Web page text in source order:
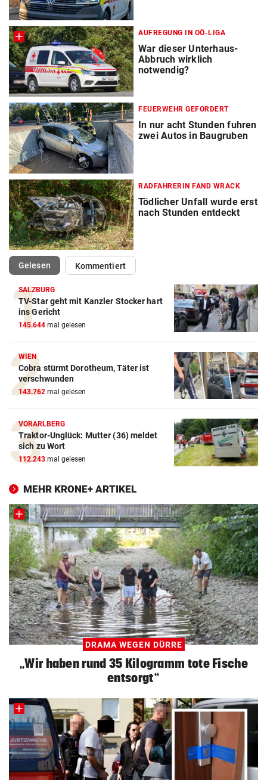
AUFREGUNG IN OÖ-LIGA
War dieser Unterhaus-
Abbruch wirklich
notwendig?
FEUERWEHR GEFORDERT
In nur acht Stunden fuhren
zwei Autos in Baugruben
RADFAHRERIN FAND WRACK
Tödlicher Unfall wurde erst
nach Stunden entdeckt
Gelesen(ausgewählt)Kommentiert
SALZBURG
TV-Star geht mit Kanzler Stocker hart
ins Gericht
145.644 mal gelesen
WIEN
Cobra stürmt Dorotheum, Täter ist
verschwunden
143.762 mal gelesen
VORARLBERG
Traktor-Unglück: Mutter (36) meldet
sich zu Wort
112.243 mal gelesen
MEHR KRONE+ ARTIKEL
DRAMA WEGEN DÜRRE
„Wir haben rund 35 Kilogramm tote Fische
entsorgt“